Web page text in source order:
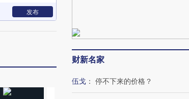
发布
财新名家
伍戈 ： 停不下来的价格？